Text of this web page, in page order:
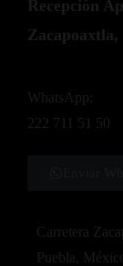
Recepción
WhatsApp:
222 711 51 50
Carretera
Puebla,